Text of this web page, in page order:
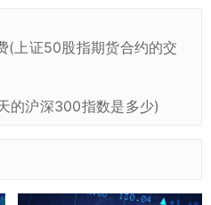
(上证50股指期货合约的交
的沪深300指数是多少)